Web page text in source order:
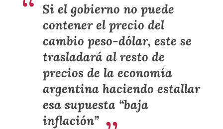
Si el gobierno no puede
contener el precio del
cambio peso-dólar, este se
trasladará al resto de
precios de la economía
argentina haciendo estallar
esa supuesta “baja
inflación”